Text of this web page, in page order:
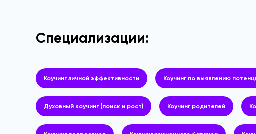
Специализации:
Коучинг личной эффективности Коучинг по выявлению
Духовный коучинг (поиск и рост) Коучинг родителей